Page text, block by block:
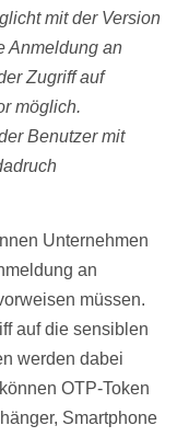
mit der Version
Anmeldung an
Zugriff auf
möglich.
Benutzer mit
Unternehmen
an
müssen.
auf die sensiblen
werden dabei
OTP-Token
Smartphone